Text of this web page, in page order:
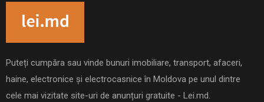
Puteți cumpăra sau vinde bunuri imobiliare, transport, afaceri,
haine, electronice și electrocasnice în Moldova pe unul dintre
cele mai vizitate site-uri de anunțuri gratuite - Lei.md.